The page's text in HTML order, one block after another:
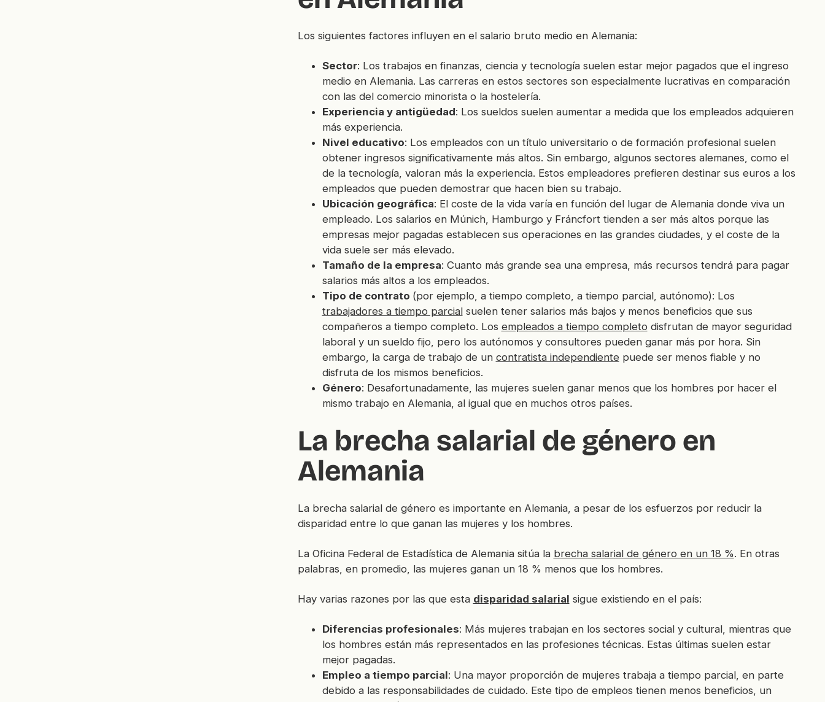
Los siguientes factores influyen en el salario bruto medio en Alemania:
Sector: Los trabajos en finanzas, ciencia y tecnología suelen estar mejor pagados que el ingreso
medio en Alemania. Las carreras en estos sectores son especialmente lucrativas en comparación
con las del comercio minorista o la hostelería.
Experiencia y antigüedad: Los sueldos suelen aumentar a medida que los empleados adquieren
más experiencia.
Nivel educativo: Los empleados con un título universitario o de formación profesional suelen
obtener ingresos significativamente más altos. Sin embargo, algunos sectores alemanes, como el
de la tecnología, valoran más la experiencia. Estos empleadores prefieren destinar sus euros a los
empleados que pueden demostrar que hacen bien su trabajo.
Ubicación geográfica: El coste de la vida varía en función del lugar de Alemania donde viva un
empleado. Los salarios en Múnich, Hamburgo y Fráncfort tienden a ser más altos porque las
empresas mejor pagadas establecen sus operaciones en las grandes ciudades, y el coste de la
vida suele ser más elevado.
Tamaño de la empresa: Cuanto más grande sea una empresa, más recursos tendrá para pagar
salarios más altos a los empleados.
Tipo de contrato (por ejemplo, a tiempo completo, a tiempo parcial, autónomo): Los
trabajadores a tiempo parcialsuelen tener salarios más bajos y menos beneficios que sus
compañeros a tiempo completo. Los empleados a tiempo completodisfrutan de mayor seguridad
laboral y un sueldo fijo, pero los autónomos y consultores pueden ganar más por hora. Sin
embargo, la carga de trabajo de un contratista independientepuede ser menos fiable y no
disfruta de los mismos beneficios.
Género: Desafortunadamente, las mujeres suelen ganar menos que los hombres por hacer el
mismo trabajo en Alemania, al igual que en muchos otros países.
La brecha salarial de género en
Alemania
La brecha salarial de género es importante en Alemania, a pesar de los esfuerzos por reducir la
disparidad entre lo que ganan las mujeres y los hombres.
La Oficina Federal de Estadística de Alemania sitúa la brecha salarial de género en un 18 %. En otras
palabras, en promedio, las mujeres ganan un 18 % menos que los hombres.
Hay varias razones por las que esta disparidad salarial sigue existiendo en el país:
Diferencias profesionales: Más mujeres trabajan en los sectores social y cultural, mientras que
los hombres están más representados en las profesiones técnicas. Estas últimas suelen estar
mejor pagadas.
Empleo a tiempo parcial: Una mayor proporción de mujeres trabaja a tiempo parcial, en parte
debido a las responsabilidades de cuidado. Este tipo de empleos tienen menos beneficios, un